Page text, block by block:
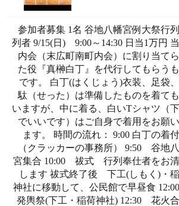
参加者募集 1名 谷地八幡宮例大祭行
列者 9/15(日) 9:00～14:30 日当1万円
内会（末広町南町内会）に割り当て
た役『真榊白丁』を代行してもらう
です。 白丁(はくじょう)衣装、足袋
駄（せった）は準備したものを着て
いますが、中に着る、白いTシャツ（
でいいです）はご自身で着用をお願
ます。 時間の流れ： 9:00 白丁の着
（クラッカーの事務所） 9:50 谷地
宮集合 10:00 祓式 行列奉仕者をお
します 祓式終了後 下工(しもく)・
神社に移動して、公民館で早昼食
発輿祭(下工・稲荷神社) 12:30 花火